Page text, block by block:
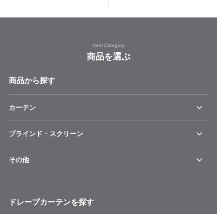
Item Category
商品を選ぶ
商品から探す
カーテン
ブラインド・スクリーン
その他
ドレープカーテンを探す